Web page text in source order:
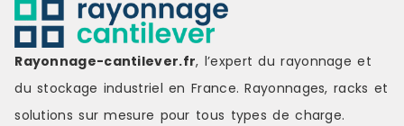
Rayonnage-cantilever.fr, l’expert du rayonnage et
du stockage industriel en France. Rayonnages, racks et
solutions sur mesure pour tous types de charge.